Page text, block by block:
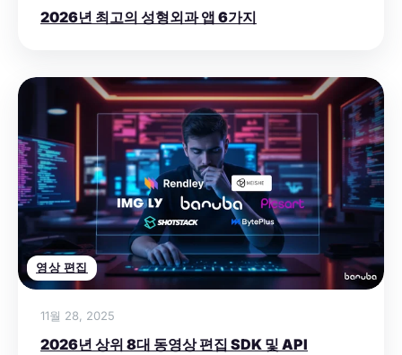
2026년 최고의 성형외과 앱 6가지
영상 편집
11월 28, 2025
2026년 상위 8대 동영상 편집 SDK 및 API